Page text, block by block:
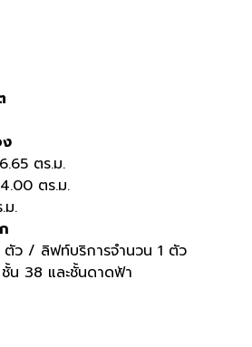
ตร.ม.
ตร.ม.
.ม.
ตัว / ลิฟท์บริการจำนวน 1 ตัว
ชั้น 38 และชั้นดาดฟ้า